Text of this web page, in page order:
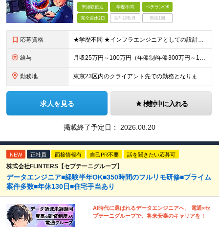
未経験歓迎 学歴不問 ベテランOK
完全週休2日 賞与複数月 面接1回
応募資格 ★学歴不問 ★インフラエンジニアとしての設計構築経験をお持ちの方(年数不問) ★アプリケーションの設計及び開発の経験をお持ちの方(年数不問) (例えばこのような方におススメ！) ◇ネットワークやサー
給与 月収25万円～100万円（年俸制/年俸300万円～1200万円）＋業績・季節手当 ※年俸は、12分割です。 ※前職給与や経験・スキルなどを考慮し加給・優遇します。 ※各種手当込み、交通費および超過手
勤務地 東京23区内のクライアント先での勤務となります。 ※経験やスキル、通勤時間などの希望を考慮の上、勤務地を決定します。 ≪本社≫ 東京都品川区東品川4-12-8 品川シーサイドイーストタワー15階
求人を見る 検討中に入れる
掲載終了予定日： 2026.08.20
NEW 正社員 面接情報有 自己PR不要 話を聞きたい応募可
株式会社FLINTERS【セプテーニグループ】
データエンジニア■経験半年OK■350時間のフルリモ研修■プライム
案件多数■年休130日■住宅手当あり
AI時代に選ばれるデータエンジニアへ。 電通×セ
プテーニグループで、将来安泰のキャリアを！